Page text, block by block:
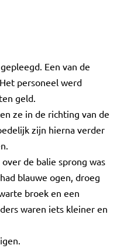
Een van de
personeel werd
geld.
ze in de richting van de
zijn hierna verder
de balie sprong was
blauwe ogen, droeg
broek en een
waren iets kleiner en